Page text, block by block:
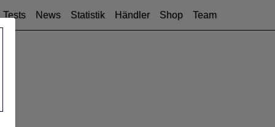
Tests News Statistik Händler Shop Team